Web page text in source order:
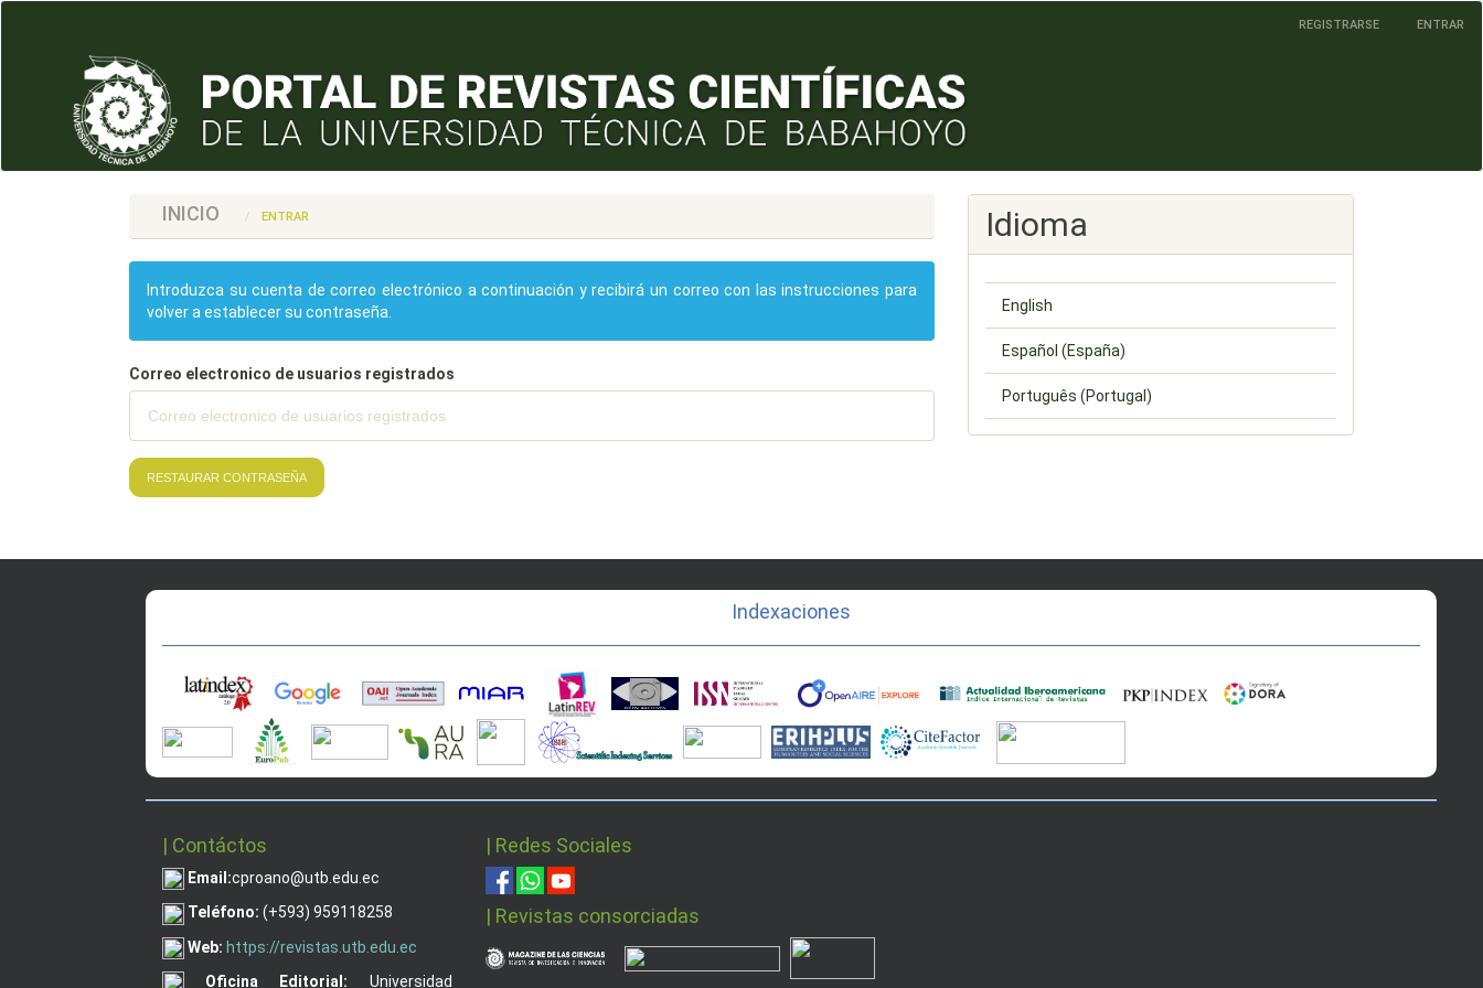
Contenido
principal
lateral
REGISTRARSE ENTRAR
INICIO ENTRAR
Introduzca su cuenta de correo electrónico a continuación y recibirá un correo con las instrucciones para
volver a establecer su contraseña.
Correo electronico de usuarios registrados
RESTAURAR CONTRASEÑA
Idioma
English
Español (España)
Português (Portugal)
Indexaciones
| Contáctos
Email:cproano@utb.edu.ec
Teléfono: (+593) 959118258
Web: https://revistas.utb.edu.ec
Oficina
Editorial: Universidad
| Redes Sociales
| Revistas consorciadas